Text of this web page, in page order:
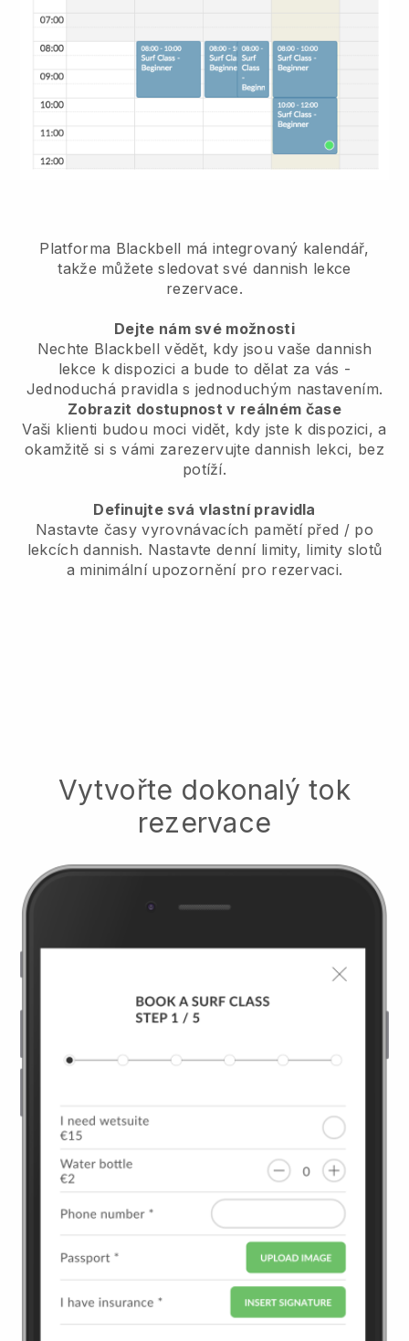
Platforma Blackbell má integrovaný kalendář,
takže můžete sledovat své dannish lekce
rezervace.
Dejte nám své možnosti
Nechte Blackbell vědět, kdy jsou vaše dannish
lekce k dispozici a bude to dělat za vás -
Jednoduchá pravidla s jednoduchým nastavením.
Zobrazit dostupnost v reálném čase
Vaši klienti budou moci vidět, kdy jste k dispozici,a
okamžitě si s vámi zarezervujte dannish lekci, bez
potíží.
Definujte svá vlastní pravidla
Nastavte časy vyrovnávacích pamětí před / po
lekcích dannish. Nastavte denní limity, limity slotů
a minimální upozornění pro rezervaci.
Vytvořte dokonalý tok
rezervace